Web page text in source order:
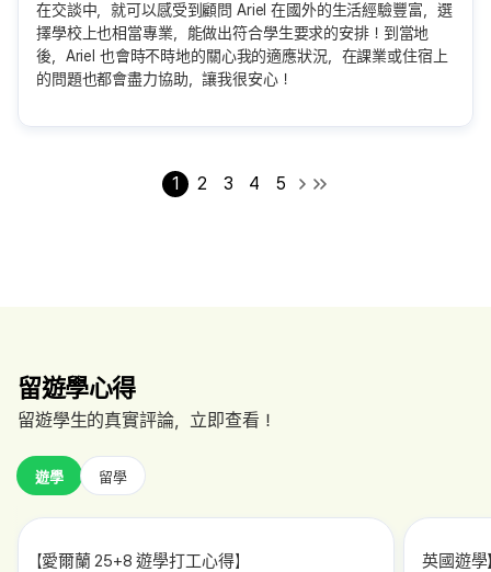
在交談中，就可以感受到顧問 Ariel 在國外的生活經驗豐富，選
擇學校上也相當專業，能做出符合學生要求的安排！到當地
後，Ariel 也會時不時地的關心我的適應狀況，在課業或住宿上
的問題也都會盡力協助，讓我很安心！
1 2 3 4 5
留遊學心得
留遊學生的真實評論，立即查看！
遊學 留學
【愛爾蘭 25+8 遊學打工心得】
英國遊學